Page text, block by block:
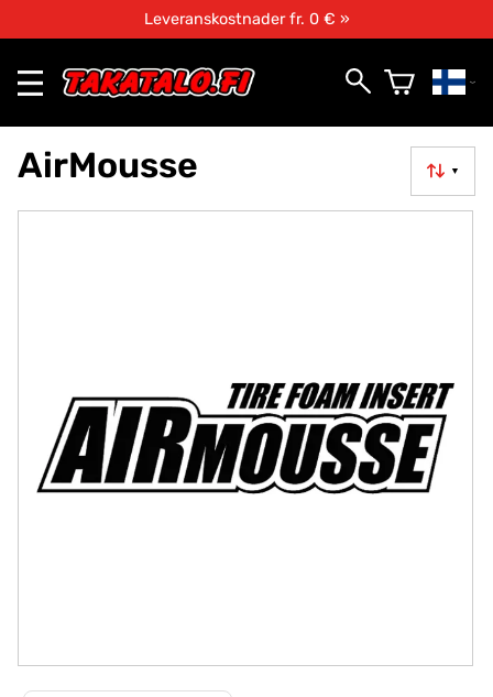
Leveranskostnader fr. 0 € »
▼
AirMousse